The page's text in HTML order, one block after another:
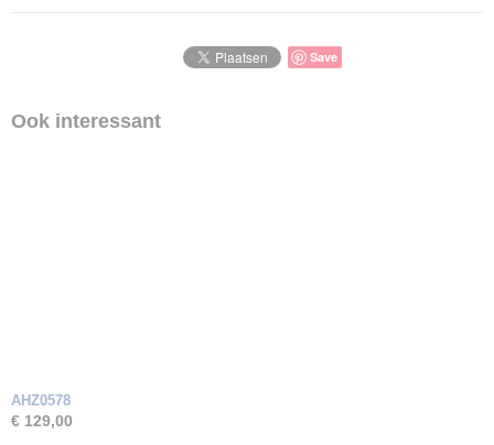
Save
Ook interessant
AHZ0578
€ 129,00